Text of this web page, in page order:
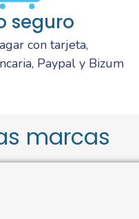
seguro
con tarjeta,
Paypal y Bizum
marcas